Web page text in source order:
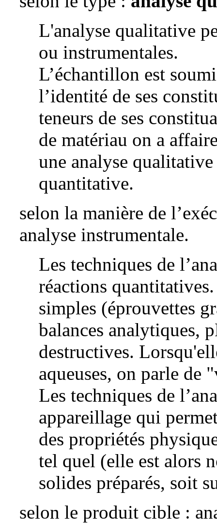
L'analyse qualitative
ou instrumentales.
L’échantillon est
l’identité de ses
teneurs de ses
de matériau on a
une analyse
quantitative.
selon la manière de
analyse instrumentale.
Les techniques de
réactions
simples (éprouvettes
balances analytiques,
destructives.
aqueuses, on parle de
Les techniques de
appareillage qui
des propriétés
tel quel (elle est alors
solides préparés, soit
selon le produit cible :